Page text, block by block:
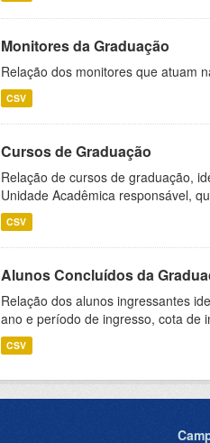
Monitores da Graduação
Relação dos monitores que atuam
CSV
Cursos de Graduação
Relação de cursos de graduação,
Unidade Acadêmica responsável,
CSV
Alunos Concluídos da
Relação dos alunos ingressantes
ano e período de ingresso, cota de
CSV